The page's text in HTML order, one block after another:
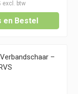
en Bestel
–